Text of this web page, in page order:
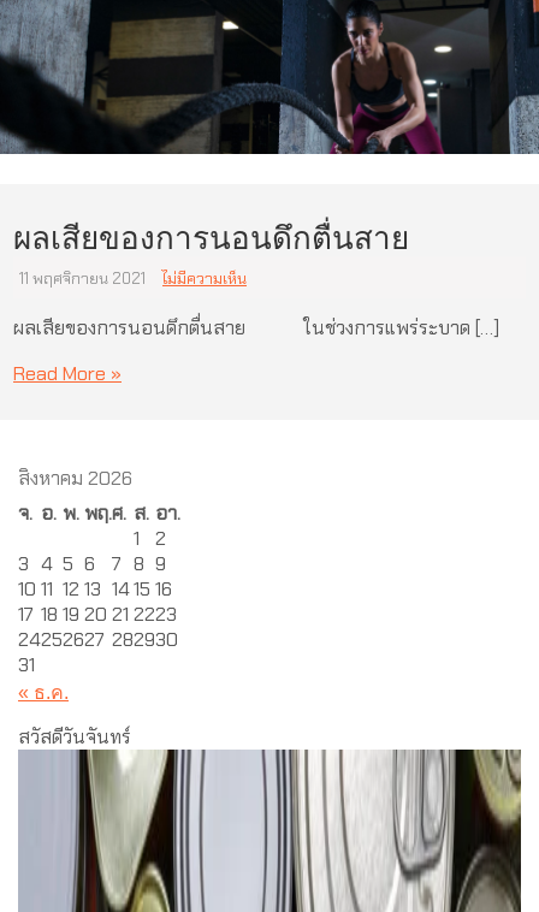
ผลเสียของการนอนดึกตื่นสาย
11 พฤศจิกายน 2021 ไม่มีความเห็น
ผลเสียของการนอนดึกตื่นสาย ในช่วงการแพร่ระบาด […]
Read More »
สิงหาคม 2026
จ. อ. พ.พฤ.ศ. ส. อา.
1
2
3 4 5 6 7 8 9
10 11 12 13 1415 16
17 18 19 20 21 2223
24252627 282930
31
« ธ.ค.
สวัสดีวันจันทร์